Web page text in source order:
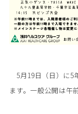
5月19日（日）に5
ます。一般公開は午